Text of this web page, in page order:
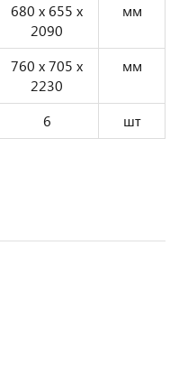
680 x 655 x
2090
мм
760 x 705 x
2230
мм
6 шт